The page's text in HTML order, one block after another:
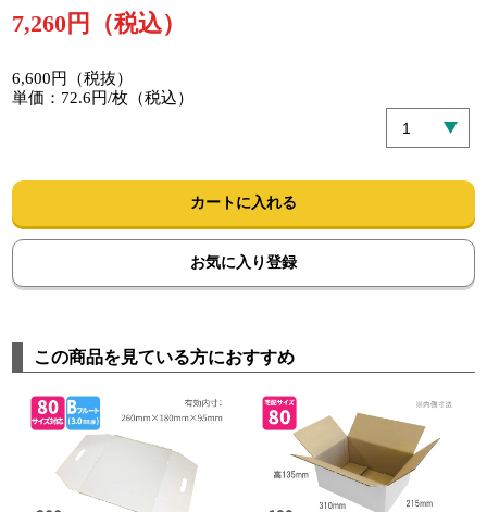
7,260円（税込）
6,600円（税抜）
単価：72.6円/枚（税込）
カートに入れる
お気に入り登録
この商品を見ている方におすすめ